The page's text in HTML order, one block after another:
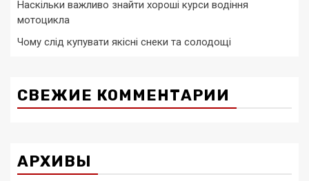
Наскільки важливо знайти хороші курси водіння
мотоцикла
Чому слід купувати якісні снеки та солодощі
СВЕЖИЕ КОММЕНТАРИИ
АРХИВЫ